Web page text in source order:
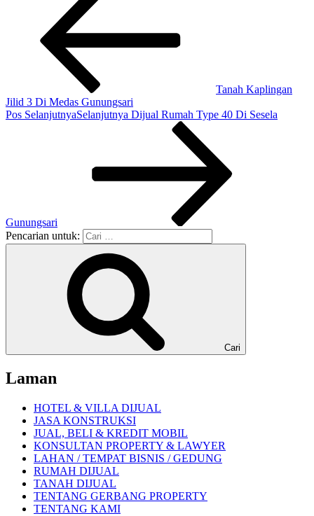
Tanah Kaplingan
Jilid 3 Di Medas Gunungsari
Pos SelanjutnyaSelanjutnya Dijual Rumah Type 40 Di Sesela
Gunungsari
Pencarian untuk:
Cari
Laman
HOTEL & VILLA DIJUAL
JASA KONSTRUKSI
JUAL, BELI & KREDIT MOBIL
KONSULTAN PROPERTY & LAWYER
LAHAN / TEMPAT BISNIS / GEDUNG
RUMAH DIJUAL
TANAH DIJUAL
TENTANG GERBANG PROPERTY
TENTANG KAMI